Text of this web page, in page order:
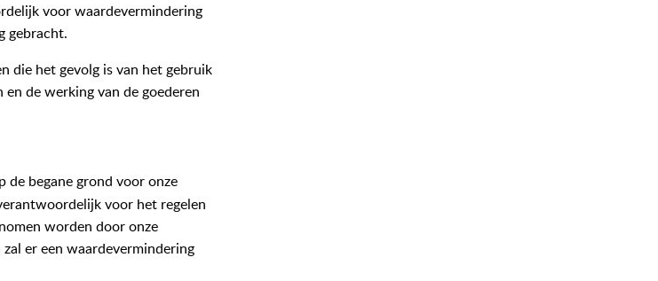
voor waardevermindering
gebracht.
die het gevolg is van het gebruik
de werking van de goederen
de begane grond voor onze
voor het regelen
worden door onze
er een waardevermindering